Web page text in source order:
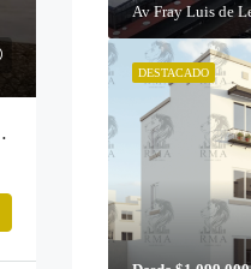
Querétaro
DESTACADO